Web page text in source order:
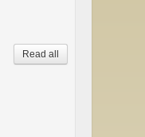
Read all